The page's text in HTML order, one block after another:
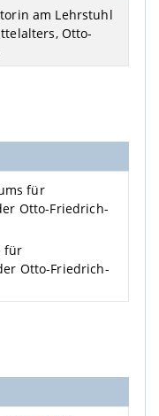
am Lehrstuhl
Otto-
für
Otto-Friedrich-
für
Otto-Friedrich-